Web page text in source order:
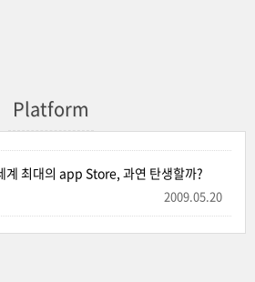
Platform
계 최대의 app Store, 과연 탄생할까?
2009.05.20